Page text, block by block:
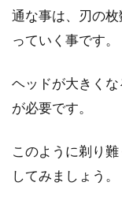
通な事は、刃の
っていく事です。
ヘッドが大きく
が必要です。
このように剃り
してみましょう。